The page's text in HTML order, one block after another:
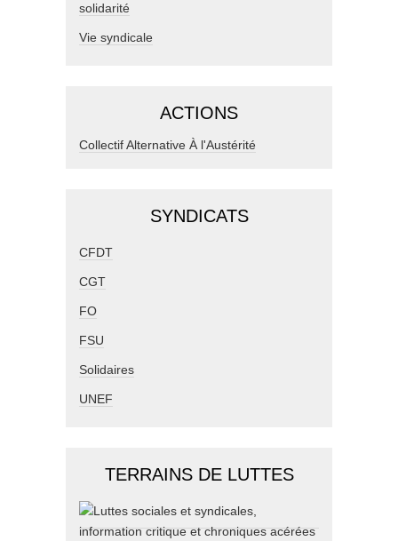
solidarité
Vie syndicale
ACTIONS
Collectif Alternative À l'Austérité
SYNDICATS
CFDT
CGT
FO
FSU
Solidaires
UNEF
TERRAINS DE LUTTES